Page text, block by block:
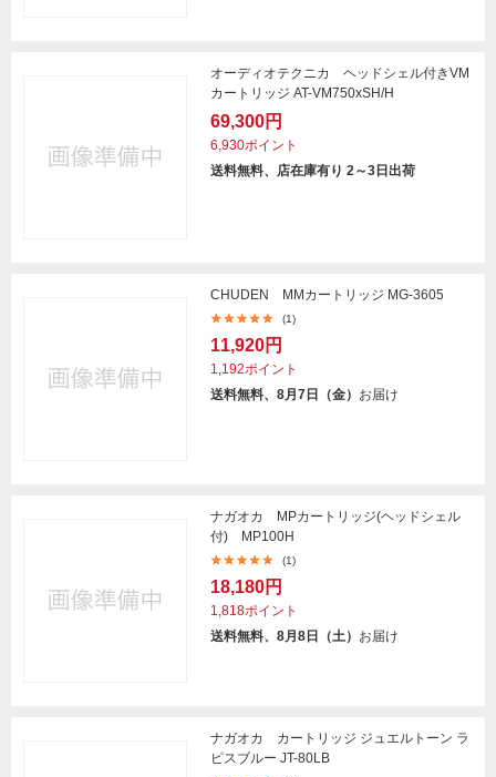
オーディオテクニカ ヘッドシェル付きVM
カートリッジ AT-VM750xSH/H
69,300円
6,930ポイント
送料無料、店在庫有り 2～3日出荷
CHUDEN MMカートリッジ MG-3605
(1)
11,920円
1,192ポイント
送料無料、8月7日（金） お届け
ナガオカ MPカートリッジ(ヘッドシェル
付) MP100H
(1)
18,180円
1,818ポイント
送料無料、8月8日（土） お届け
ナガオカ カートリッジ ジュエルトーン ラ
ピスブルー JT-80LB